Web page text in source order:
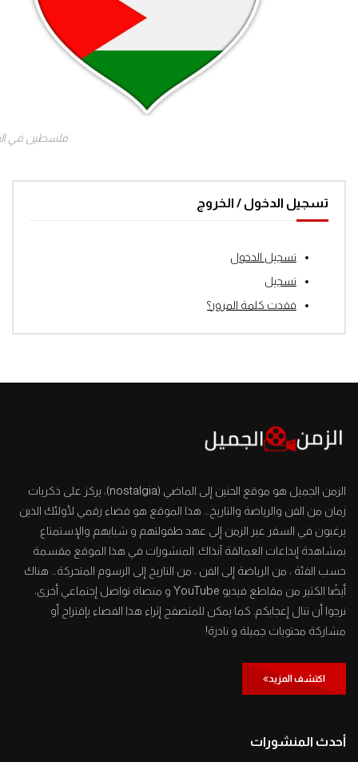
فلسطين في
تسجيل الدخول / الخروج
تسجيل الدخول
تسجيل
فقدت كلمة المرور؟
الزمن الجميل هو موقع الحنين إلى الماضي (nostalgia)، يركز على ذكريات
زمان من الفن والرياضة والتاريخ… هذا الموقع هو فضاء رقمي لأولئك الذين
يرغبون في السفر عبر الزمن إلى عهد طفولتهم و شبابهم والإستمتاع
بمشاهدة إبداعات العمالقة آنذاك. المنشورات في هذا الموقع مقسمة
حسب الفئة ، من الرياضة إلى الفن ، من التاريخ إلى الرسوم المتحركة… هناك
أيضًا الكثير من مقاطع فيديو YouTube و منصاة تواصل إجتماعي أخرى،
نرجوا أن تنال إعجابكم. كما يمكن للمتصفح إثراء هذا الفضاء بإقتراح أو
مشاركة محتويات جميلة و نادرة!
اكتشف المزيد
أحدث المنشورات